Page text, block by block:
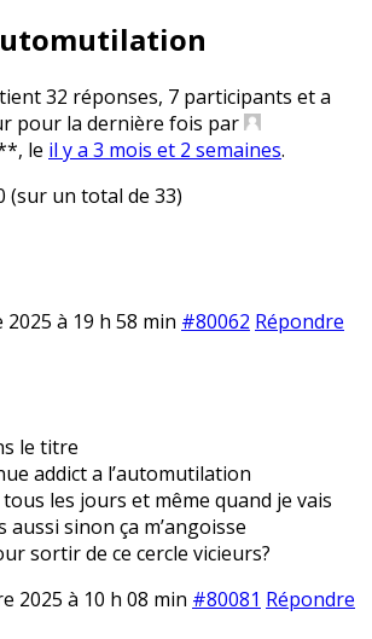
32 réponses, 7 participants et a
pour la dernière fois par
, le il y a 3 mois et 2 semaines.
(sur un total de 33)
à 19 h 58 min #80062 Répondre
le titre
addict a l’automutilation
tous les jours et même quand je vais
aussi sinon ça m’angoisse
sortir de ce cercle vicieurs?
2025 à 10 h 08 min #80081 Répondre